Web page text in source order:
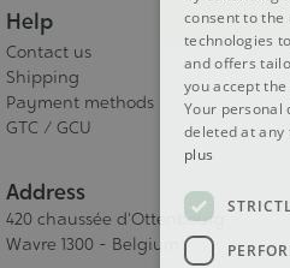
Help
Contact us
Shipping
Payment methods
GTC / GCU
Address
420 chaussée d'Ottenbourg
Wavre 1300 - Belgium
consent to the
technologies
and offers
you accept
Your personal
deleted at any
plus